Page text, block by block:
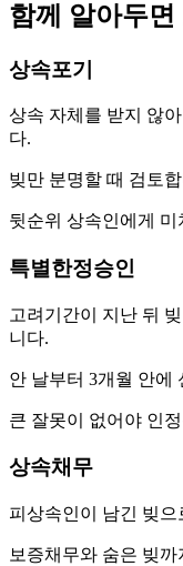
함께 알아두면
상속포기
상속 자체를 받지 않
다.
빚만 분명할 때 검토
뒷순위 상속인에게
특별한정승인
고려기간이 지난 뒤
니다.
안 날부터 3개월 안에
큰 잘못이 없어야 인
상속채무
피상속인이 남긴 빚으
보증채무와 숨은 빚